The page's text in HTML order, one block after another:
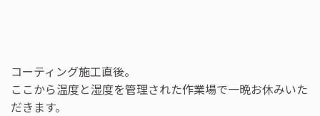
コーティング施工直後。
ここから温度と湿度を管理された作業場で一晩お休みいた
だきます。